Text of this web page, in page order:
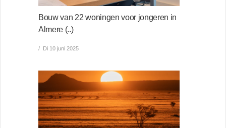
Bouw van 22 woningen voor jongeren in
Almere (..)
Di 10 juni 2025